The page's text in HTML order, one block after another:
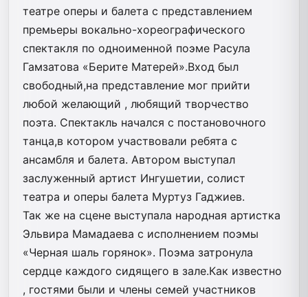
театре оперы и балета с представлением
премьеры вокально-хореографического
спектакля по одноименной поэме Расула
Гамзатова «Берите Матерей».Вход был
свободный,на представление мог прийти
любой желающий , любящий творчество
поэта. Спектакль начался с постановочного
танца,в котором участвовали ребята с
ансамбля и балета. Автором выступал
заслуженный артист Ингушетии, солист
театра и оперы балета Муртуз Гаджиев.
Так же на сцене выступала народная артистка
Эльвира Мамадаева с исполнением поэмы
«Черная шаль горянок». Поэма затронула
сердце каждого сидящего в зале.Как известно
, гостями были и члены семей участников